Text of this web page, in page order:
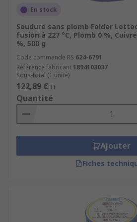
En stock
Soudure sans plomb Felder
fusion à 227 °C, Plomb 0 %,
%, 500 g
Code commande RS 624-6791
Référence fabricant 1894103037
Sous-total (1 unité)
122,89 €HT
Quantité
Ajouter
Fiches